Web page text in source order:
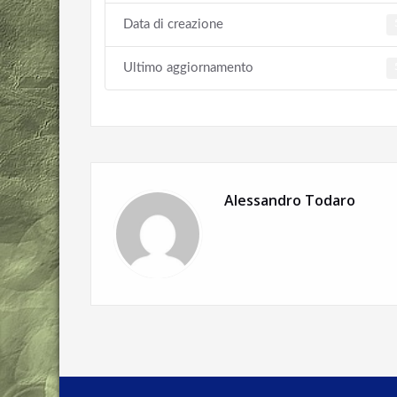
Data di creazione
Ultimo aggiornamento
Alessandro Todaro